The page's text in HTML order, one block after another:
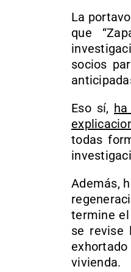
La
que
socios
Eso sí,
todas
Además,
termine el
se revise
vivienda.